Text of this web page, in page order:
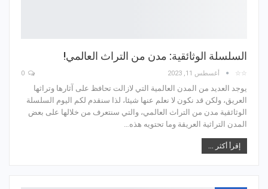
السلسلة الوثائقية: مدن من التراث العالمي!
☆☆ أغسطس 11, 2023
يوجد العديد من المدن العالمية التي لازالت تحافظ على آثارها وتراثها
العريق، ولكن قد نكون لا نعلم عنها شيئا، لذا سنقدم لكم اليوم السلسلة
الوثائقية مدن من التراث العالمي، والتي سنتعرف من خلالها على بعض
المدن التراثية العريقة وما تحتويه هذه…
إقرأ أكثر ...